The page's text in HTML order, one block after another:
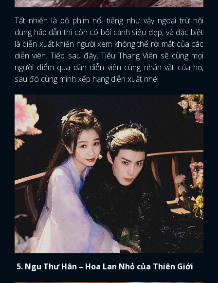
Tất nhiên là bộ phim nổi tiếng như vậy ngoại trừ nội
dung hấp dẫn thì còn có bối cảnh siêu đẹp, và đặc biệt
là diễn xuất khiến người xem không thể rời mắt của các
diễn viên. Tiếp sau đây, Tiểu Thang Viên sẽ cùng mọi
người điểm qua dàn diễn viên cùng nhân vật của họ,
sau đó cùng mình xếp hạng diễn xuất nhé!
5. Ngu Thư Hân – Hoa Lan Nhỏ của Thiên Giới